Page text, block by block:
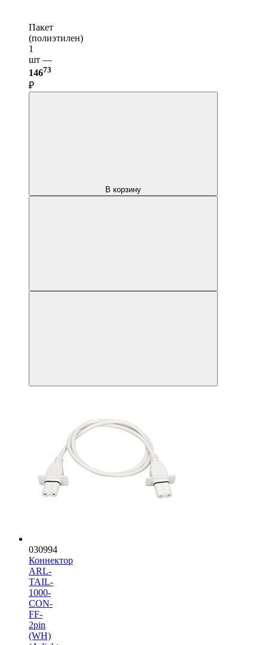
Пакет
(полиэтилен)
1
шт —
14673
₽
В корзину
030994
Коннектор
ARL-
TAIL-
1000-
CON-
FF-
2pin
(WH)